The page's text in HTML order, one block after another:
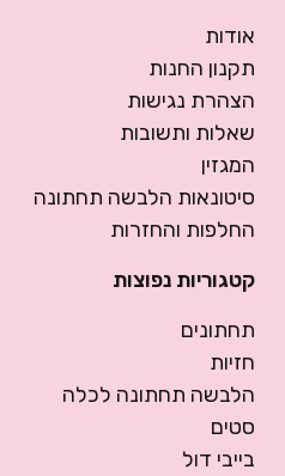
אודות
תקנון החנות
הצהרת נגישות
שאלות ותשובות
המגזין
סיטונאות הלבשה תחתונה
החלפות והחזרות
קטגוריות נפוצות
תחתונים
חזיות
הלבשה תחתונה לכלה
סטים
בייבי דול